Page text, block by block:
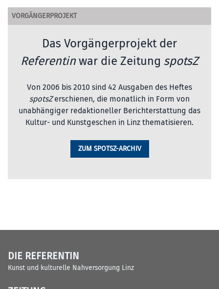
VORGÄNGERPROJEKT
Das Vorgängerprojekt der
Referentinwar die Zeitung spotsZ
Von 2006 bis 2010 sind 42 Ausgaben des Heftes
spotsZerschienen, die monatlich in Form von
unabhängiger redaktioneller Berichterstattung das
Kultur- und Kunstgeschen in Linz thematisieren.
ZUM SPOTSZ-ARCHIV
DIE REFERENTIN
Kunst und kulturelle Nahversorgung Linz